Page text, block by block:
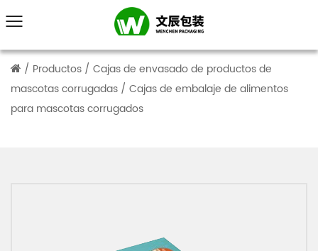
/ Productos / Cajas de envasado de productos de
mascotas corrugadas / Cajas de embalaje de alimentos
para mascotas corrugados